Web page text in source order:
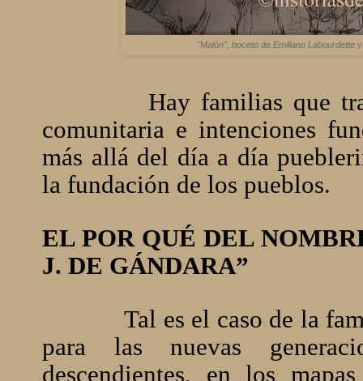
"Malón", boceto de Emiliano Labourdette
Hay familias que
comunitaria e intenciones
más allá del día a día
la fundación de los pueblos.
EL POR QUÉ DEL
J. DE GÁNDARA”
Tal es el caso de la
para las nuevas
descendientes, en los